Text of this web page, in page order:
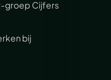
groep Cijfers
bij